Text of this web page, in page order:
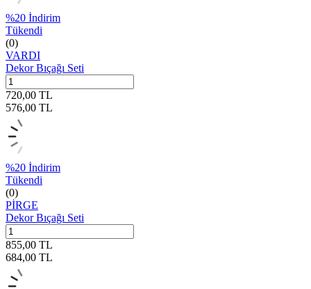
%20 İndirim
Tükendi
(0)
VARDI
Dekor Bıçağı Seti
720,00 TL
576,00 TL
%20 İndirim
Tükendi
(0)
PİRGE
Dekor Bıçağı Seti
855,00 TL
684,00 TL